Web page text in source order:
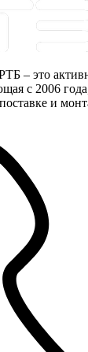
– это
с 2006
и